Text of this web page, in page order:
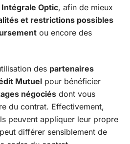
Optic, afin de mieux
et restrictions possibles
ou encore des
des partenaires
Mutuel pour bénéficier
négociés dont vous
du contrat. Effectivement,
peuvent appliquer leur propre
différer sensiblement de